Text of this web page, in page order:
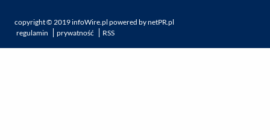
copyright ©2019infoWire.pl powered bynetPR.pl
regulamin
prywatność RSS